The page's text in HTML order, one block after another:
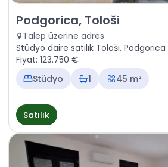
Satılık - Daire Podgorica, Tološi
Podgorica, Tološi
Talep üzerine adres
Stüdyo daire satılık Tološi,
Fiyat: 123.750 €
Stüdyo
1 45 m²
Satılık